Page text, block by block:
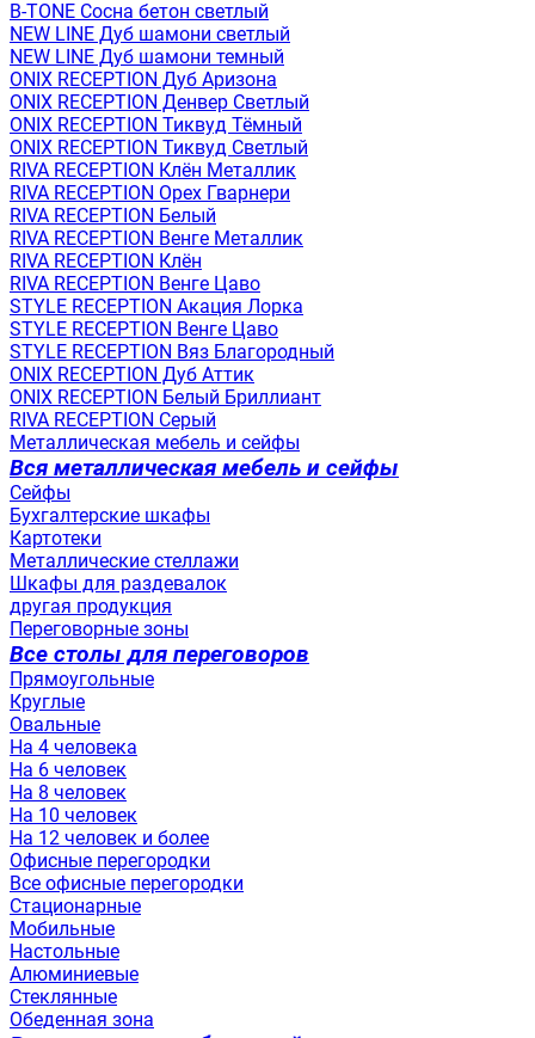
B-TONE Сосна бетон светлый
NEW LINE Дуб шамони светлый
NEW LINE Дуб шамони темный
ONIX RECEPTION Дуб Аризона
ONIX RECEPTION Денвер Светлый
ONIX RECEPTION Тиквуд Тёмный
ONIX RECEPTION Тиквуд Светлый
RIVA RECEPTION Клён Металлик
RIVA RECEPTION Орех Гварнери
RIVA RECEPTION Белый
RIVA RECEPTION Венге Металлик
RIVA RECEPTION Клён
RIVA RECEPTION Венге Цаво
STYLE RECEPTION Акация Лорка
STYLE RECEPTION Венге Цаво
STYLE RECEPTION Вяз Благородный
ONIX RECEPTION Дуб Аттик
ONIX RECEPTION Белый Бриллиант
RIVA RECEPTION Серый
Металлическая мебель и сейфы
Вся металлическая мебель и сейфы
Сейфы
Бухгалтерские шкафы
Картотеки
Металлические стеллажи
Шкафы для раздевалок
другая продукция
Переговорные зоны
Все столы для переговоров
Прямоугольные
Круглые
Овальные
На 4 человека
На 6 человек
На 8 человек
На 10 человек
На 12 человек и более
Офисные перегородки
Все офисные перегородки
Стационарные
Мобильные
Настольные
Алюминиевые
Стеклянные
Обеденная зона